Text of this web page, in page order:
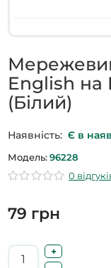
English на
(Білий)
Наявність: Є в
Модель: 96228
0
79 грн